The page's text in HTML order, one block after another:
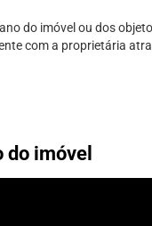
do imóvel ou dos
com a proprietária
do imóvel